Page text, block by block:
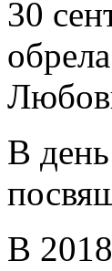
30
В
В